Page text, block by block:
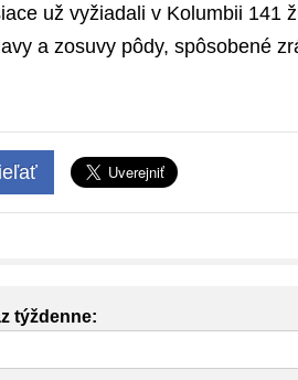
už vyžiadali v Kolumbii 141
a zosuvy pôdy, spôsobené
týždenne: